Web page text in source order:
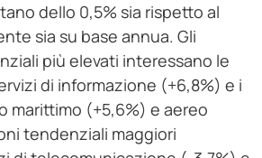
dello 0,5% sia rispetto al
sia su base annua. Gli
più elevati interessano le
di informazione (+6,8%) e i
marittimo (+5,6%) e aereo
tendenziali maggiori